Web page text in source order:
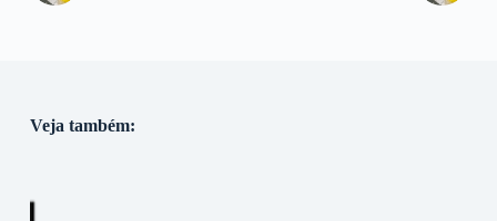
Veja também: